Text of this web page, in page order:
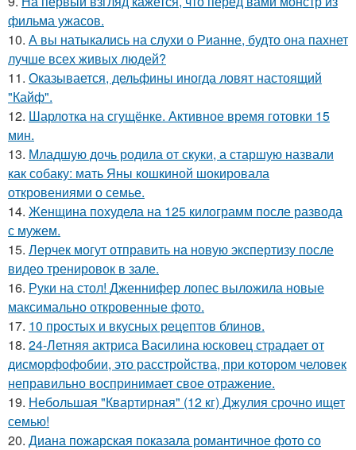
фильма ужасов.
10. А вы натыкались на слухи о Рианне, будто она пахнет
лучше всех живых людей?
11. Оказывается, дельфины иногда ловят настоящий
"Кайф".
12. Шарлотка на сгущёнке. Активное время готовки 15
мин.
13. Младшую дочь родила от скуки, а старшую назвали
как собаку: мать Яны кошкиной шокировала
откровениями о семье.
14. Женщина похудела на 125 килограмм после развода
с мужем.
15. Лерчек могут отправить на новую экспертизу после
видео тренировок в зале.
16. Руки на стол! Дженнифер лопес выложила новые
максимально откровенные фото.
17. 10 простых и вкусных рецептов блинов.
18. 24-Летняя актриса Василина юсковец страдает от
дисморфофобии, это расстройства, при котором человек
неправильно воспринимает свое отражение.
19. Небольшая "Квартирная" (12 кг) Джулия срочно ищет
семью!
20. Диана пожарская показала романтичное фото со